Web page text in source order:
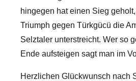
hingegen hat einen Sieg
Triumph gegen Türkgücü die
Selztaler unterstreicht. Wer so
Ende aufsteigen sagt man im
Herzlichen Glückwunsch nach